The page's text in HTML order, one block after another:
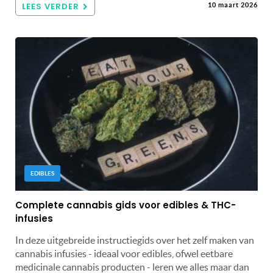
LEES VERDER 10 maart 2026
EDIBLES
Complete cannabis gids voor edibles & THC-
infusies
In deze uitgebreide instructiegids over het zelf maken van
cannabis infusies - ideaal voor edibles, ofwel eetbare
medicinale cannabis producten - leren we alles maar dan